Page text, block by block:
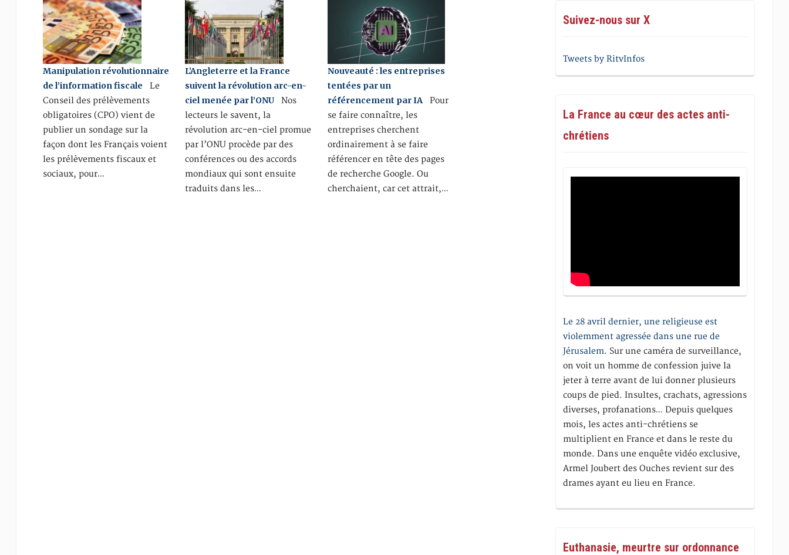
Manipulation révolutionnaire
de l’information fiscale Le
Conseil des prélèvements
obligatoires (CPO) vient de
publier un sondage sur la
façon dont les Français voient
les prélèvements fiscaux et
sociaux, pour…
L’Angleterre et la France
suivent la révolution arc-en-
ciel menée par l’ONU Nos
lecteurs le savent, la
révolution arc-en-ciel promue
par l’ONU procède par des
conférences ou des accords
mondiaux qui sont ensuite
traduits dans les…
Nouveauté : les entreprises
tentées par un
référencement par IAPour
se faire connaître, les
entreprises cherchent
ordinairement à se faire
référencer en tête des pages
de recherche Google. Ou
cherchaient, car cet attrait,…
Suivez-nous sur X
Tweets by RitvInfos
La France au cœur des actes anti-
chrétiens
Le 28 avril dernier, une religieuse est
violemment agressée dans une rue de
Jérusalem. Sur une caméra de surveillance,
on voit un homme de confession juive la
jeter à terre avant de lui donner plusieurs
coups de pied. Insultes, crachats, agressions
diverses, profanations… Depuis quelques
mois, les actes anti-chrétiens se
multiplient en France et dans le reste du
monde. Dans une enquête vidéo exclusive,
Armel Joubert des Ouches revient sur des
drames ayant eu lieu en France.
Euthanasie, meurtre sur ordonnance